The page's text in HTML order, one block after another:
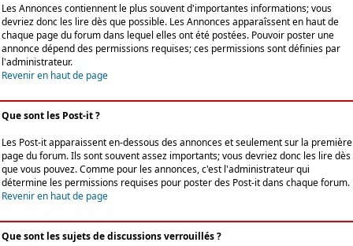
Les Annonces contiennent le plus souvent d'importantes informations; vous
devriez donc les lire dès que possible. Les Annonces apparaîssent en haut de
chaque page du forum dans lequel elles ont été postées. Pouvoir poster une
annonce dépend des permissions requises; ces permissions sont définies par
l'administrateur.
Revenir en haut de page
Que sont les Post-it ?
Les Post-it apparaissent en-dessous des annonces et seulement sur la première
page du forum. Ils sont souvent assez importants; vous devriez donc les lire dès
que vous pouvez. Comme pour les annonces, c'est l'administrateur qui
détermine les permissions requises pour poster des Post-it dans chaque forum.
Revenir en haut de page
Que sont les sujets de discussions verrouillés ?